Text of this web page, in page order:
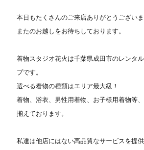
本日もたくさんのご来店ありがとうございま
またのお越しをお待ちしております。
着物スタジオ花火は千葉県成田市のレンタ
プです。
選べる着物の種類はエリア最大級！
着物、浴衣、男性用着物、お子様用着物等
揃えております。
私達は他店にはない高品質なサービスを提供